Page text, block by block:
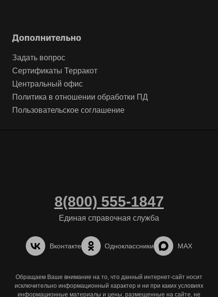
Дополнительно
Задать вопрос
Сертификаты Терракот
Центральный офис
Политика в отношении обработки ПД
Пользовательское соглашение
8(800) 555-1847
Единая справочная служба
Вконтакте Одноклассники MAX
Обращаем Ваше внимание на то, что данный интернет-сайт носит
исключительно информационный характер и ни при каких условиях
информационные материалы и цены, размещенные на сайте, не